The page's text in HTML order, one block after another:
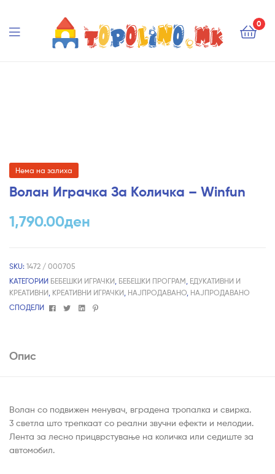
0
Нема на залиха
Волан Играчка За Количка – Winfun
1,790.00ден
SKU: 1472 / 000705
КАТЕГОРИИ БЕБЕШКИ ИГРАЧКИ БЕБЕШКИ ПРОГРАМ ЕДУКАТИВНИ И
КРЕАТИВНИ КРЕАТИВНИ ИГРАЧКИ НАЈПРОДАВАНО НАЈПРОДАВАНО
СПОДЕЛИ
FacebookTwitterLinkedin
Pinterest
Опис
Волан со подвижен менувач, вградена тропалка и свирка.
3 светла што трепкаат со реални звучни ефекти и мелодии.
Лента за лесно прицврстување на количка или седиште за
автомобил.